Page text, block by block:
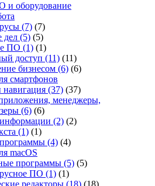
и оборудование
(7) (7)
дел (5) (5)
ПО (1) (1)
доступ (11) (11)
бизнесом (6) (6)
смартфонов
(37) (37)
менеджеры,
(6) (6)
(2) (2)
(1) (1)
(4) (4)
macOS
программы (5) (5)
ПО (1) (1)